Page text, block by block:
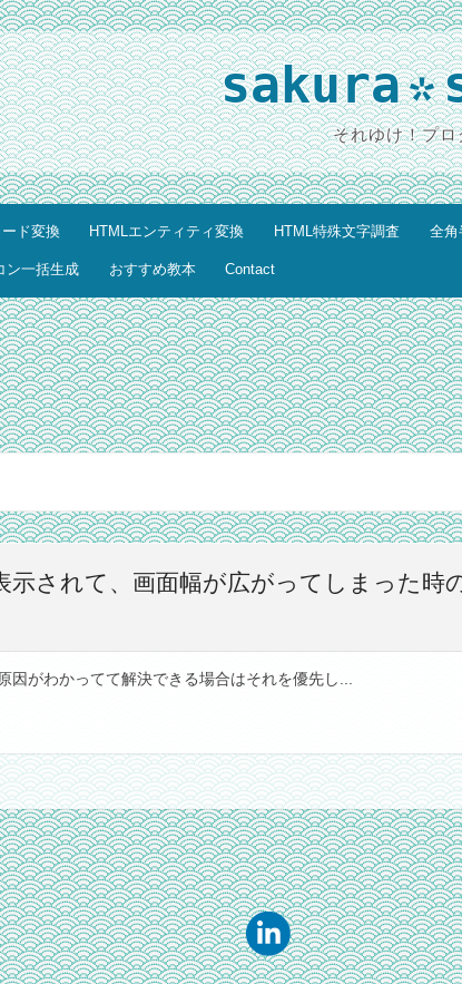
sakura*
それゆけ！プロ
ド変換 HTMLエンティティ変換 HTML特殊文字調査 全角
ン一括生成 おすすめ教本 Contact
示されて、画面幅が広がってしまった時
因がわかってて解決できる場合はそれを優先し...